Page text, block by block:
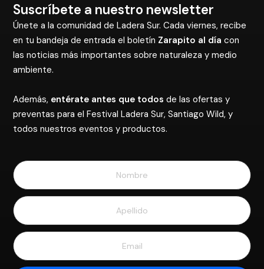
Suscríbete a nuestro newsletter
Únete a la comunidad de Ladera Sur. Cada viernes, recibe
en tu bandeja de entrada el boletín Zarapito al día con
las noticias más importantes sobre naturaleza y medio
ambiente.
Además, entérate antes que todos de las ofertas y
preventas para el Festival Ladera Sur, Santiago Wild, y
todos nuestros eventos y productos.